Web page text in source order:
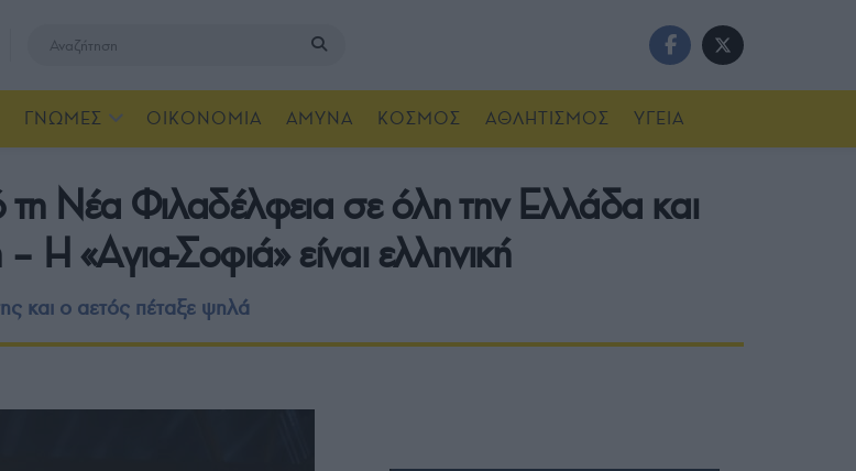
ΓΝΩΜΕΣ ΟΙΚΟΝΟΜΙΑ ΑΜΥΝΑ ΚΟΣΜΟΣ ΑΘΛΗΤΙΣΜΟΣ ΥΓΕΙΑ
Νέα Φιλαδέλφεια σε όλη την Ελλάδα και
Η «Αγια-Σοφιά» είναι ελληνική
και ο αετός πέταξε ψηλά